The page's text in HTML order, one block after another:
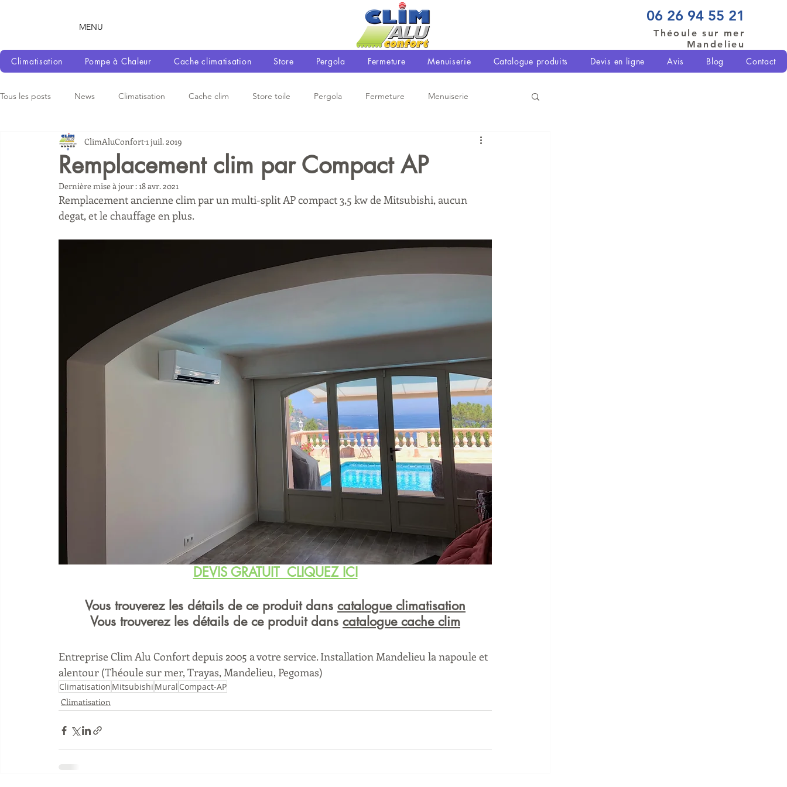
MENU
06 26 94 55 21
Théoule sur mer
Mandelieu
Climatisation
Pompe à Chaleur Cache climatisation Store Pergola Fermeture Menuiserie Catalogue produits Devis en ligne Avis Blog Contact
Tous les posts News Climatisation Cache clim Store toile Pergola Fermeture Menuiserie
Remplacement clim par Compact AP
ClimAluConfort1 juil. 2019
Dernière mise à jour :18 avr. 2021
Remplacement ancienne clim par un multi-split AP compact 3,5 kw de Mitsubishi, aucun
degat, et le chauffage en plus.
DEVIS GRATUIT  CLIQUEZ ICI
Vous trouverez les détails de ce produit dans catalogue climatisation
Vous trouverez les détails de ce produit dans catalogue cache clim
Entreprise Clim Alu Confort depuis 2005 a votre service. Installation Mandelieu la napoule et
alentour (Théoule sur mer, Trayas, Mandelieu, Pegomas)
Climatisation Mitsubishi Mural Compact-AP
Climatisation